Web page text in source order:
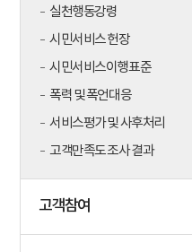
실천행동강령
시민서비스 헌장
시민서비스이행표준
폭력 및 폭언대응
서비스평가 및 사후처리
고객만족도 조사 결과
고객참여